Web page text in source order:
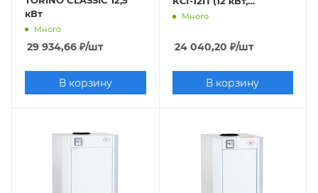
кВт
Много
29 934,66 ₽/шт
В корзину
одноконтурный,
труба отдельно
Много
24 040,20 ₽/шт
В корзину